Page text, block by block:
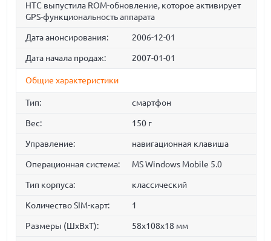
HTC выпустила ROM-обновление, которое активирует
GPS-функциональность аппарата
Дата анонсирования: 2006-12-01
Дата начала продаж: 2007-01-01
Общие характеристики
Тип: смартфон
Вес: 150 г
Управление: навигационная клавиша
Операционная система: MS Windows Mobile 5.0
Тип корпуса: классический
Количество SIM-карт: 1
Размеры (ШxВxТ): 58x108x18 мм